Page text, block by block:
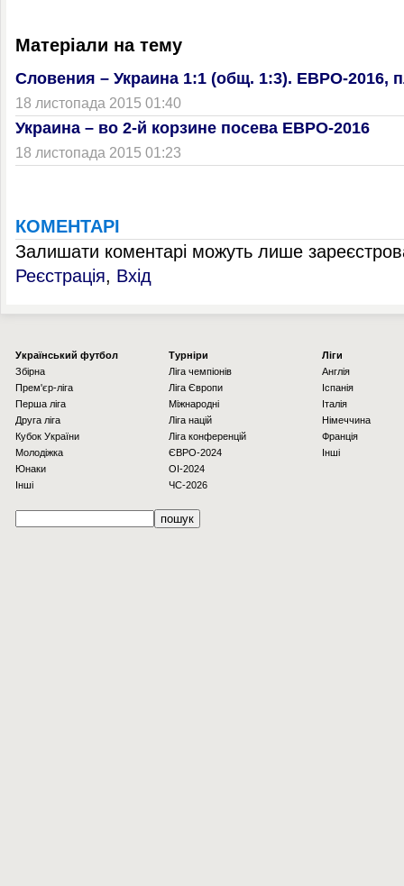
Матеріали на тему
Словения – Украина 1:1 (общ. 1:3). ЕВРО-2016,
18 листопада 2015 01:40
Украина – во 2-й корзине посева ЕВРО-2016
18 листопада 2015 01:23
КОМЕНТАРІ
Залишати коментарі можуть лише
Реєстрація, Вхід
Українcький футбол
Збірна
Прем'єр-ліга
Перша ліга
Друга ліга
Кубок України
Молодіжка
Юнаки
Інші
Турніри
Ліга чемпіонів
Ліга Європи
Міжнародні
Ліга націй
Ліга конференцій
ЄВРО-2024
OI-2024
ЧС-2026
Ліги
Англія
Іспанія
Італія
Німеччина
Франція
Інші